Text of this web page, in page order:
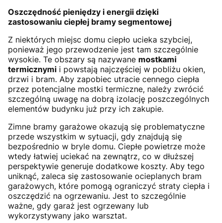
Oszczędność pieniędzy i energii dzięki
zastosowaniu ciepłej bramy segmentowej
Z niektórych miejsc domu ciepło ucieka szybciej,
ponieważ jego przewodzenie jest tam szczególnie
wysokie. Te obszary są nazywane mostkami
termicznymi i powstają najczęściej w pobliżu okien,
drzwi i bram. Aby zapobiec utracie cennego ciepła
przez potencjalne mostki termiczne, należy zwrócić
szczególną uwagę na dobrą izolację poszczególnych
elementów budynku już przy ich zakupie.
Zimne bramy garażowe okazują się problematyczne
przede wszystkim w sytuacji, gdy znajdują się
bezpośrednio w bryle domu. Ciepłe powietrze może
wtedy łatwiej uciekać na zewnątrz, co w dłuższej
perspektywie generuje dodatkowe koszty. Aby tego
uniknąć, zaleca się zastosowanie ocieplanych bram
garażowych, które pomogą ograniczyć straty ciepła i
oszczędzić na ogrzewaniu. Jest to szczególnie
ważne, gdy garaż jest ogrzewany lub
wykorzystywany jako warsztat.